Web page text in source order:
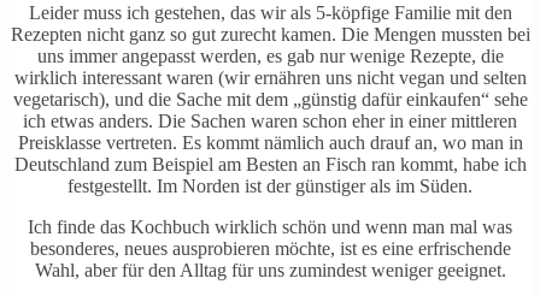
Leider muss ich gestehen, das wir als 5-köpfige Familie mit den
Rezepten nicht ganz so gut zurecht kamen. Die Mengen mussten bei
uns immer angepasst werden, es gab nur wenige Rezepte, die
wirklich interessant waren (wir ernähren uns nicht vegan und selten
vegetarisch), und die Sache mit dem „günstig dafür einkaufen“ sehe
ich etwas anders. Die Sachen waren schon eher in einer mittleren
Preisklasse vertreten. Es kommt nämlich auch drauf an, wo man in
Deutschland zum Beispiel am Besten an Fisch ran kommt, habe ich
festgestellt. Im Norden ist der günstiger als im Süden.
Ich finde das Kochbuch wirklich schön und wenn man mal was
besonderes, neues ausprobieren möchte, ist es eine erfrischende
Wahl, aber für den Alltag für uns zumindest weniger geeignet.